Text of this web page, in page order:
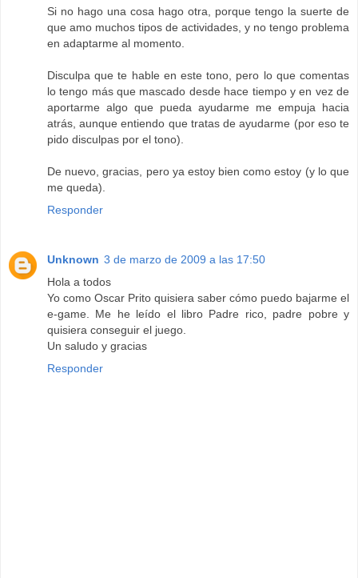
Si no hago una cosa hago otra, porque tengo la suerte de
que amo muchos tipos de actividades, y no tengo problema
en adaptarme al momento.
Disculpa que te hable en este tono, pero lo que comentas
lo tengo más que mascado desde hace tiempo y en vez de
aportarme algo que pueda ayudarme me empuja hacia
atrás, aunque entiendo que tratas de ayudarme (por eso te
pido disculpas por el tono).
De nuevo, gracias, pero ya estoy bien como estoy (y lo que
me queda).
Responder
Unknown 3 de marzo de 2009 a las 17:50
Hola a todos
Yo como Oscar Prito quisiera saber cómo puedo bajarme el
e-game. Me he leído el libro Padre rico, padre pobre y
quisiera conseguir el juego.
Un saludo y gracias
Responder